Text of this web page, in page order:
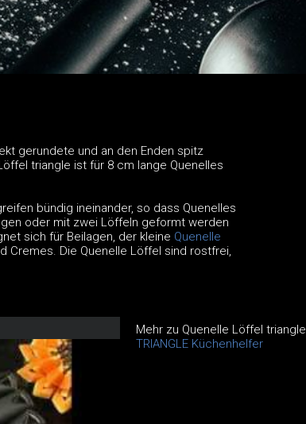
gerundete und an den Enden spitz
triangle ist für 8 cm lange Quenelles
bündig ineinander, so dass Quenelles
oder mit zwei Löffeln geformt werden
sich für Beilagen, der kleine Quenelle
Cremes. Die Quenelle Löffel sind rostfrei,
Mehr zu Quenelle Löffel triangle
TRIANGLE Küchenhelfer